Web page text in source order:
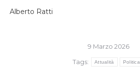
Alberto Ratti
9 Marzo 2026
Tags:
Attualità Politica